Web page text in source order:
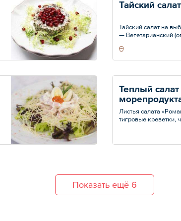
Тайский
Тайский салат на
— Вегетарианский
240 г
— С говядиной
груша, сладкий
Теплый салат
Листья салата
тигровые креветки,
Показать ещё 6